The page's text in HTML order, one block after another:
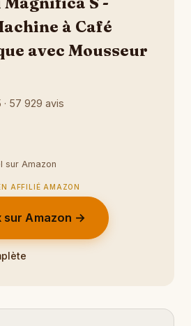
à Café
avec Mousseur
· 57 929 avis
sur Amazon
AFFILIÉ AMAZON
sur Amazon →